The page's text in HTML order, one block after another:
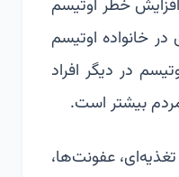
خطر اوتیسم
خانواده اوتیسم
در دیگر افراد
بیشتر است.
عفونت‌ها،